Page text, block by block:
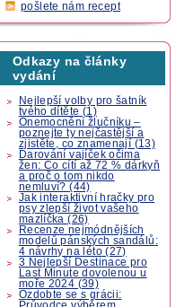
pošlete nám recept
Odkazy na články
vydání
Nejlepší volby pro šatník
tvého dítěte (1)
Onemocnění žlučníku –
poznejte ty nejčastější a
zjistěte, co znamenají (13)
Darování vajíček očima
žen: Co cítí až 72 % dárkyň
a proč o tom nikdo
nemluví? (44)
Jak interaktivní hračky pro
psy zlepší život vašeho
mazlíčka (26)
Recenze nejmódnějších
modelů pánských sandálů:
4 návrhy na léto (27)
3 Nejlepší Destinace pro
Last Minute dovolenou u
moře 2024 (39)
Ozdobte se s grácii: